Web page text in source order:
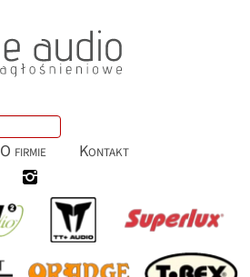
O firmie
Kontakt